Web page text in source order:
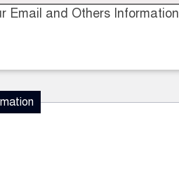
Email and Others Information